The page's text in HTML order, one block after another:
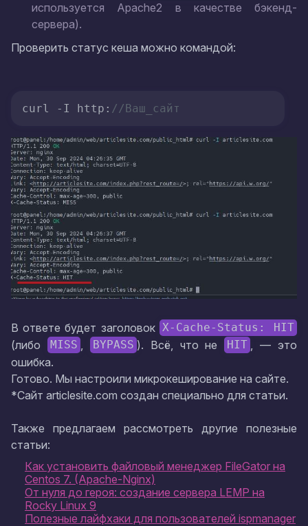
используется Apache2 в качестве бэкенд-
сервера).
Проверить статус кеша можно командой:
curl -I http: //Ваш_сайт
В ответе будет заголовок X-Cache-Status: HIT
(либо MISS BYPASS ). Всё, что не HIT
, — это
ошибка.
Готово. Мы настроили микрокеширование на сайте.
*Сайт articlesite.com создан специально для статьи.
Также предлагаем рассмотреть другие полезные
статьи:
Как установить файловый менеджер FileGator на
Centos 7. (Apache-Nginx)
От нуля до героя: создание сервера LEMP на
Rocky Linux 9
Полезные лайфхаки для пользователей ispmanager